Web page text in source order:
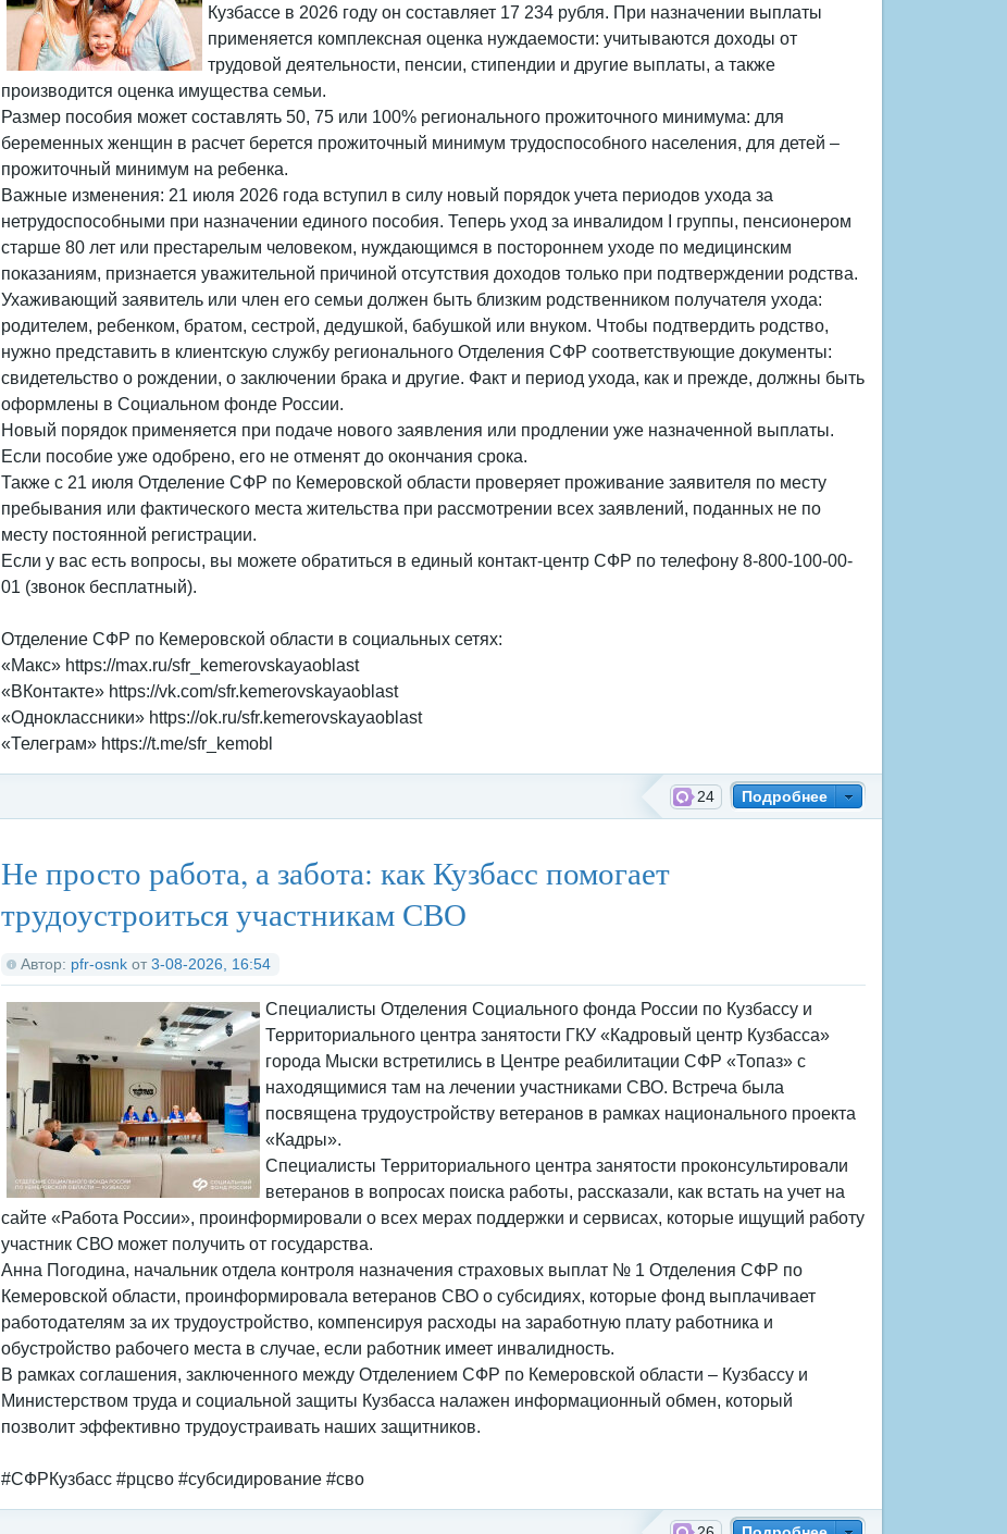
Кузбассе в 2026 году он составляет 17 234 рубля. При назначении выплаты
применяется комплексная оценка нуждаемости: учитываются доходы от
трудовой деятельности, пенсии, стипендии и другие выплаты, а также
производится оценка имущества семьи.
Размер пособия может составлять 50, 75 или 100% регионального прожиточного минимума: для
беременных женщин в расчет берется прожиточный минимум трудоспособного населения, для детей –
прожиточный минимум на ребенка.
Важные изменения: 21 июля 2026 года вступил в силу новый порядок учета периодов ухода за
нетрудоспособными при назначении единого пособия. Теперь уход за инвалидом I группы, пенсионером
старше 80 лет или престарелым человеком, нуждающимся в постороннем уходе по медицинским
показаниям, признается уважительной причиной отсутствия доходов только при подтверждении родства.
Ухаживающий заявитель или член его семьи должен быть близким родственником получателя ухода:
родителем, ребенком, братом, сестрой, дедушкой, бабушкой или внуком. Чтобы подтвердить родство,
нужно представить в клиентскую службу регионального Отделения СФР соответствующие документы:
свидетельство о рождении, о заключении брака и другие. Факт и период ухода, как и прежде, должны быть
оформлены в Социальном фонде России.
Новый порядок применяется при подаче нового заявления или продлении уже назначенной выплаты.
Если пособие уже одобрено, его не отменят до окончания срока.
Также с 21 июля Отделение СФР по Кемеровской области проверяет проживание заявителя по месту
пребывания или фактического места жительства при рассмотрении всех заявлений, поданных не по
месту постоянной регистрации.
Если у вас есть вопросы, вы можете обратиться в единый контакт-центр СФР по телефону 8-800-100-00-
01 (звонок бесплатный).
Отделение СФР по Кемеровской области в социальных сетях:
«Mакс» https://max.ru/sfr_kemerovskayaoblast
«ВКонтакте» https://vk.com/sfr.kemerovskayaoblast
«Одноклассники» https://ok.ru/sfr.kemerovskayaoblast
«Телеграм» https://t.me/sfr_kemobl
Подробнее
24
Не просто работа, а забота: как Кузбасс помогает
трудоустроиться участникам СВО
Автор: pfr-osnk от 3-08-2026, 16:54
Специалисты Отделения Социального фонда России по Кузбассу и
Территориального центра занятости ГКУ «Кадровый центр Кузбасса»
города Мыски встретились в Центре реабилитации СФР «Топаз» с
находящимися там на лечении участниками СВО. Встреча была
посвящена трудоустройству ветеранов в рамках национального проекта
«Кадры».
Специалисты Территориального центра занятости проконсультировали
ветеранов в вопросах поиска работы, рассказали, как встать на учет на
сайте «Работа России», проинформировали о всех мерах поддержки и сервисах, которые ищущий работу
участник СВО может получить от государства.
Анна Погодина, начальник отдела контроля назначения страховых выплат № 1 Отделения СФР по
Кемеровской области, проинформировала ветеранов СВО о субсидиях, которые фонд выплачивает
работодателям за их трудоустройство, компенсируя расходы на заработную плату работника и
обустройство рабочего места в случае, если работник имеет инвалидность.
В рамках соглашения, заключенного между Отделением СФР по Кемеровской области – Кузбассу и
Министерством труда и социальной защиты Кузбасса налажен информационный обмен, который
позволит эффективно трудоустраивать наших защитников.
#СФРКузбасс #рцсво #субсидирование #сво